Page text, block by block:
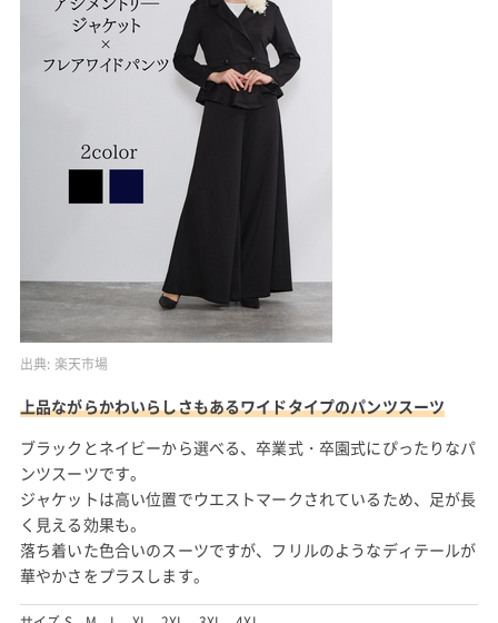
出典: 楽天市場
上品ながらかわいらしさもあるワイドタイプのパンツスーツ
ブラックとネイビーから選べる、卒業式・卒園式にぴったりなパ
ンツスーツです。
ジャケットは高い位置でウエストマークされているため、足が長
く見える効果も。
落ち着いた色合いのスーツですが、フリルのようなディテールが
華やかさをプラスします。